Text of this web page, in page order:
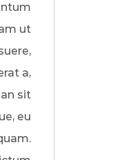
ut
a,
sit
eu